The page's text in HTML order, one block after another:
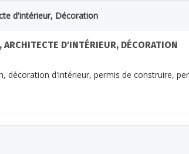
d'intérieur, Décoration
ARCHITECTE D'INTÉRIEUR, DÉCORATION
décoration d'intérieur, permis de construire,